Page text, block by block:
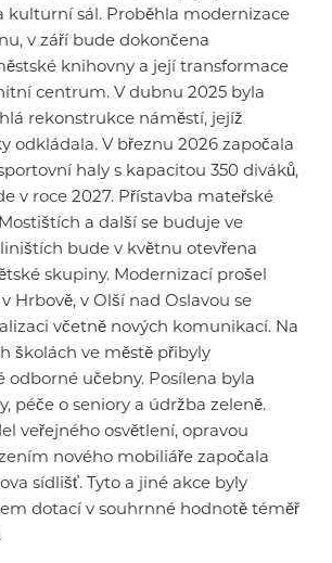
kulturní sál. Proběhla modernizace
v září bude dokončena
knihovny a její transformace
centrum. V dubnu 2025 byla
rekonstrukce náměstí, jejíž
odkládala. V březnu 2026 započala
haly s kapacitou 350 diváků,
v roce 2027. Přístavba mateřské
a další se buduje ve
bude v květnu otevřena
skupiny. Modernizací prošel
Hrbově, v Olší nad Oslavou se
včetně nových komunikací. Na
školách ve městě přibyly
odborné učebny. Posílena byla
péče o seniory a údržba zeleně.
veřejného osvětlení, opravou
nového mobiliáře započala
sídlišť. Tyto a jiné akce byly
dotací v souhrnné hodnotě téměř